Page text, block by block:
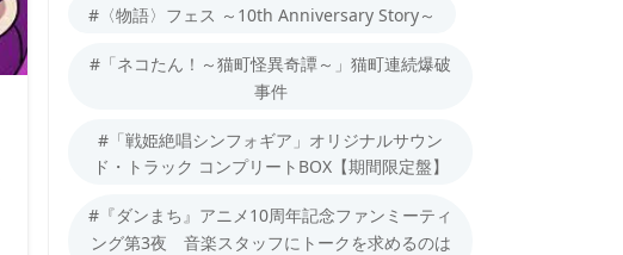
#〈物語〉フェス ～10th Anniversary Story～
#「ネコたん！～猫町怪異奇譚～」猫町連続爆破
事件
#「戦姫絶唱シンフォギア」オリジナルサウン
ド・トラック コンプリートBOX【期間限定盤】
#『ダンまち』アニメ10周年記念ファンミーティ
ング第3夜 音楽スタッフにトークを求めるのは